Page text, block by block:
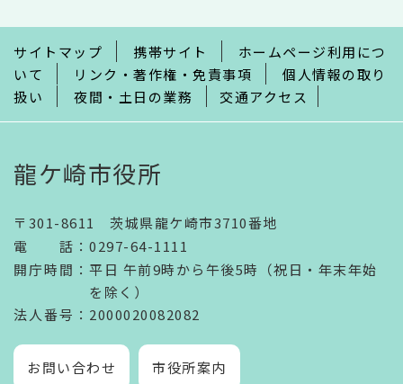
で
サイトマップ 携帯サイト
ホームページ利用につ
いて
リンク・著作権・免責事項
個人情報の取り
扱い
夜間・土日の業務 交通アクセス
龍ケ崎市役所
〒301-8611 茨城県龍ケ崎市3710番地
電話 ： 0297-64-1111
開庁時間 ： 平日 午前9時から午後5時（祝日・年末年始
を除く）
法人番号 ：2000020082082
お問い合わせ 市役所案内